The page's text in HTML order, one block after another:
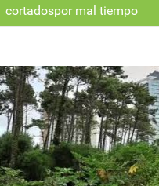
cortadospor mal tiempo